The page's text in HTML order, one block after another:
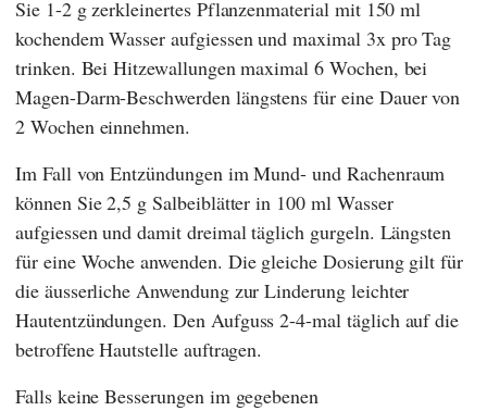
Sie 1-2 g zerkleinertes Pflanzenmaterial mit 150 ml
kochendem Wasser aufgiessen und maximal 3x pro Tag
trinken. Bei Hitzewallungen maximal 6 Wochen, bei
Magen-Darm-Beschwerden längstens für eine Dauer von
2 Wochen einnehmen.
Im Fall von Entzündungen im Mund- und Rachenraum
können Sie 2,5 g Salbeiblätter in 100 ml Wasser
aufgiessen und damit dreimal täglich gurgeln. Längsten
für eine Woche anwenden. Die gleiche Dosierung gilt für
die äusserliche Anwendung zur Linderung leichter
Hautentzündungen. Den Aufguss 2-4-mal täglich auf die
betroffene Hautstelle auftragen.
Falls keine Besserungen im gegebenen